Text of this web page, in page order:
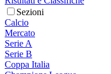
Sezioni
Calcio
Mercato
Serie A
Serie B
Coppa Italia